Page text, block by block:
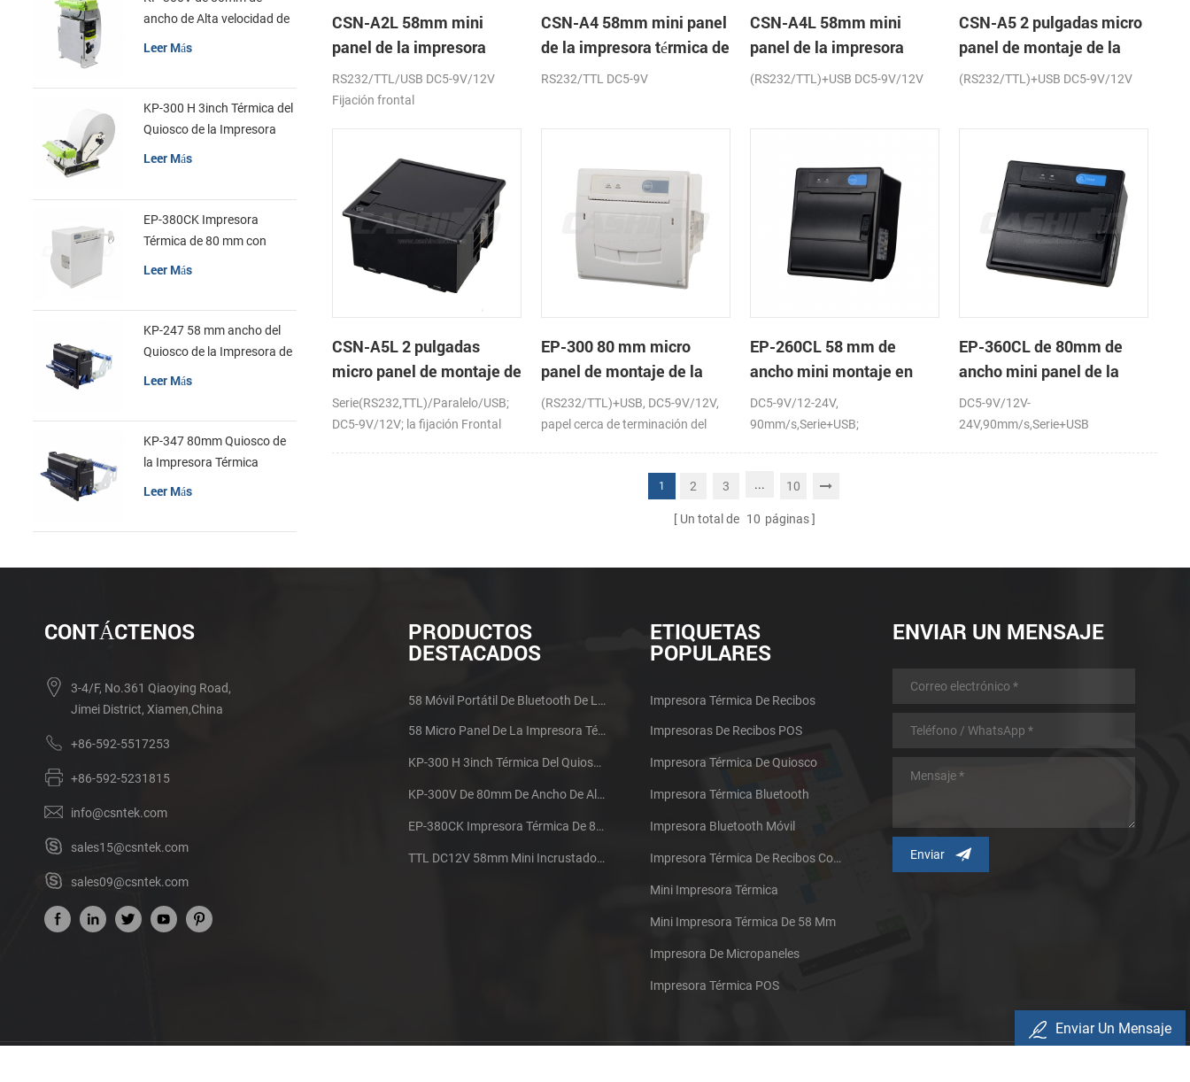
CSN-A2L 58mm mini
panel de la impresora
térmica de recibos
RS232/TTL/USB DC5-9V/12V
Fijación frontal
CSN-A4 58mm mini panel
de la impresora térmica de
recibos
RS232/TTL DC5-9V
CSN-A4L 58mm mini
panel de la impresora
térmica de recibos
(RS232/TTL)+USB DC5-9V/12V
CSN-A5 2 pulgadas micro
panel de montaje de la
impresora térmica de
(RS232/TTL)+USB DC5-9V/12V
CSN-A5L 2 pulgadas
micro panel de montaje de
la impresora térmica de
recibos
Serie(RS232,TTL)/Paralelo/USB;
DC5-9V/12V; la fijación Frontal
EP-300 80 mm micro
panel de montaje de la
impresora térmica de
recibos
(RS232/TTL)+USB, DC5-9V/12V,
papel cerca de terminación del
EP-260CL 58 mm de
ancho mini montaje en
panel de la impresora
térmica con auto-cortador
DC5-9V/12-24V,
90mm/s,Serie+USB;
EP-360CL de 80mm de
ancho mini panel de la
impresora térmica con
auto-cortador
DC5-9V/12V-
24V,90mm/s,Serie+USB
1 2 3 ... 10
Un total de 10 páginas
ancho de Alta velocidad de
la Impresora Térmica del
Leer Más
KP-300 H 3inch Térmica del
Quiosco de la Impresora
Módulo de
Leer Más
EP-380CK Impresora
Térmica de 80 mm con
Leer Más
KP-247 58 mm ancho del
Quiosco de la Impresora de
Leer Más
KP-347 80mm Quiosco de
la Impresora Térmica
Leer Más
CONTÁCTENOS
3-4/F, No.361 Qiaoying Road,
Jimei District, Xiamen,China
+86-592-5517253
+86-592-5231815
info@csntek.com
sales15@csntek.com
sales09@csntek.com
PRODUCTOS
DESTACADOS
58 Móvil Portátil De Bluetooth De La Impresora Térmica De PTP-II
58 Micro Panel De La Impresora Térmica De Recibos CSN-A1
KP-300 H 3inch Térmica Del Quiosco De La Impresora Módulo De
KP-300V De 80mm De Ancho De Alta Velocidad De La Impresora Térmica Del Quiosco
EP-380CK Impresora Térmica De 80 Mm Con Bloqueo De La Tapa
TTL DC12V 58mm Mini Incrustado Taxi De La Impresora Térmica De Recibos
ETIQUETAS
POPULARES
Impresora Térmica De Recibos
Impresoras De Recibos POS
Impresora Térmica De Quiosco
Impresora Térmica Bluetooth
Impresora Bluetooth Móvil
Impresora Térmica De Recibos Con Micropanel.
Mini Impresora Térmica
Mini Impresora Térmica De 58 Mm
Impresora De Micropaneles
Impresora Térmica POS
ENVIAR UN MENSAJE
Enviar Un Mensaje